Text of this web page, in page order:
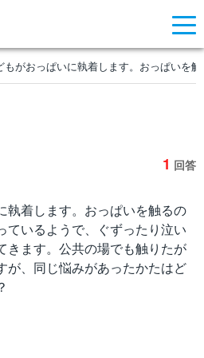
もがおっぱいに執着します。おっぱいを
1 回答
執着します。おっぱいを触るの
ているようで、ぐずったり泣い
きます。公共の場でも触りたが
が、同じ悩みがあったかたはど